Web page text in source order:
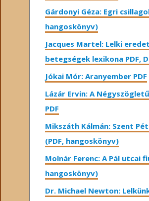
Gárdonyi Géza: Egri
hangoskönyv)
Jacques Martel: Lelki
betegségek lexikona PDF,
Jókai Mór: Aranyember PDF
Lázár Ervin: A
PDF
Mikszáth Kálmán: Szent
(PDF, hangoskönyv)
Molnár Ferenc: A Pál utcai
hangoskönyv)
Dr. Michael Newton: